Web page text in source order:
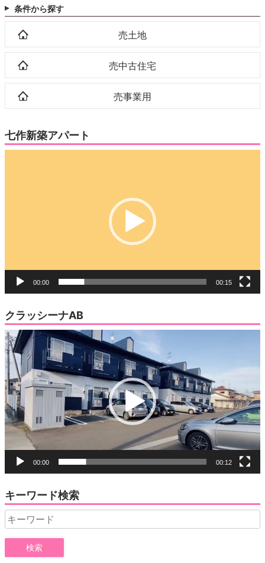
条件から探す
売土地
売中古住宅
売事業用
七作新築アパート
00:00 00:15
クラッシーナAB
動
画
プ
レ
ー
ヤ
ー
00:00 00:12
キーワード検索
Search
for: